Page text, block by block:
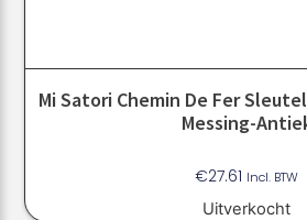
Mi Satori Chemin De Fer
Messing-
€27.61 Incl. BTW
Uitverkocht